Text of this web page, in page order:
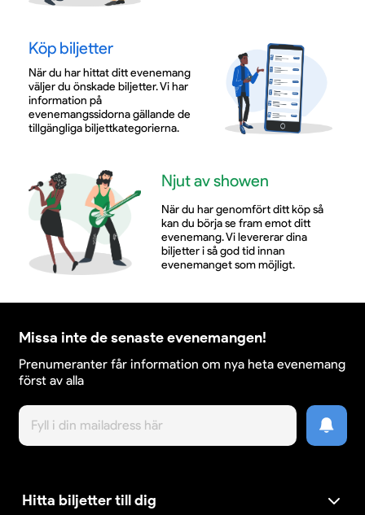
Köp biljetter
När du har hittat ditt evenemang
väljer du önskade biljetter. Vi har
information på
evenemangssidorna gällande de
tillgängliga biljettkategorierna.
Njut av showen
När du har genomfört ditt köp så
kan du börja se fram emot ditt
evenemang. Vi levererar dina
biljetter i så god tid innan
evenemanget som möjligt.
Missa inte de senaste evenemangen!
Prenumeranter får information om nya heta evenemang
först av alla
Hitta biljetter till dig